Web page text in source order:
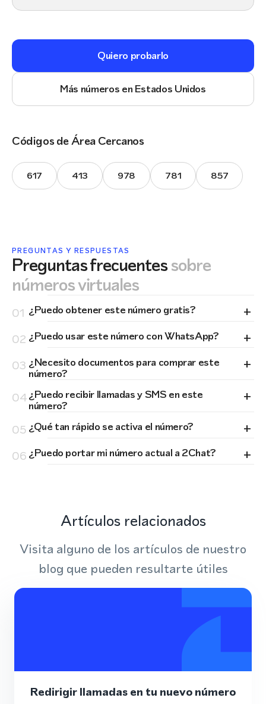
Quiero probarlo
Más números en Estados Unidos
Códigos de Área Cercanos
617 413 978 781 857
PREGUNTAS Y RESPUESTAS
Preguntas frecuentessobre
números virtuales
01 ¿Puedo obtener este número gratis? +
02 ¿Puedo usar este número con WhatsApp? +
03 ¿Necesito documentos para comprar este
número? +
04¿Puedo recibir llamadas y SMS en este
número? +
05 ¿Qué tan rápido se activa el número? +
06 ¿Puedo portar mi número actual a 2Chat? +
Artículos relacionados
Visita alguno de los artículos de nuestro
blog que pueden resultarte útiles
Redirigir llamadas en tu nuevo número